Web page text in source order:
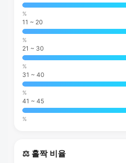
%
11 ~ 20
%
21 ~ 30
%
31 ~ 40
%
41 ~ 45
%
⚖️ 홀짝 비율